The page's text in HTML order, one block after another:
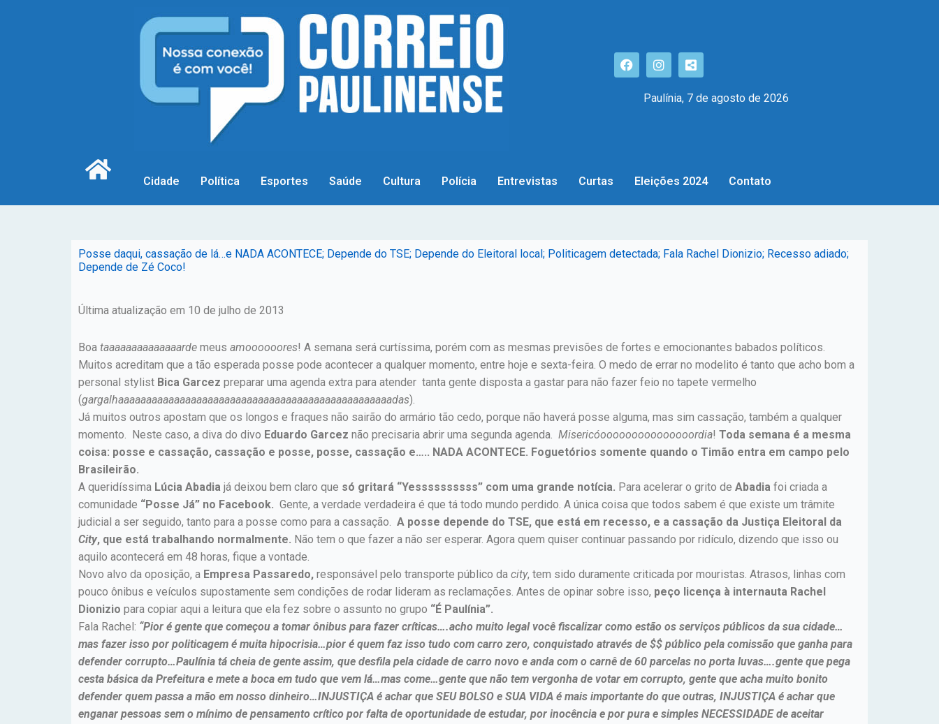
Paulínia, 7 de agosto de 2026
Cidade Política Esportes Saúde Cultura Polícia Entrevistas Curtas Eleições 2024 Contato
Posse daqui, cassação de lá…e NADA ACONTECE; Depende do TSE; Depende do Eleitoral local; Politicagem detectada; Fala Rachel Dionizio; Recesso adiado;
Depende de Zé Coco!
Última atualização em 10 de julho de 2013
Boa taaaaaaaaaaaaaarde meus amoooooores! A semana será curtíssima, porém com as mesmas previsões de fortes e emocionantes babados políticos.
Muitos acreditam que a tão esperada posse pode acontecer a qualquer momento, entre hoje e sexta-feira. O medo de errar no modelito é tanto que acho bom a
personal stylist Bica Garcez preparar uma agenda extra para atender tanta gente disposta a gastar para não fazer feio no tapete vermelho
(gargalhaaaaaaaaaaaaaaaaaaaaaaaaaaaaaaaaaaaaaaaaaaaaaaaaadas).
Já muitos outros apostam que os longos e fraques não sairão do armário tão cedo, porque não haverá posse alguma, mas sim cassação, também a qualquer
momento. Neste caso, a diva do divo Eduardo Garcez não precisaria abrir uma segunda agenda. Misericóooooooooooooooordia! Toda semana é a mesma
coisa: posse e cassação, cassação e posse, posse, cassação e….. NADA ACONTECE. Foguetórios somente quando o Timão entra em campo pelo
Brasileirão.
A queridíssima Lúcia Abadia já deixou bem claro que só gritará “Yessssssssss” com uma grande notícia. Para acelerar o grito de Abadia foi criada a
comunidade “Posse Já” no Facebook. Gente, a verdade verdadeira é que tá todo mundo perdido. A única coisa que todos sabem é que existe um trâmite
judicial a ser seguido, tanto para a posse como para a cassação. A posse depende do TSE, que está em recesso, e a cassação da Justiça Eleitoral da
City, que está trabalhando normalmente. Não tem o que fazer a não ser esperar. Agora quem quiser continuar passando por ridículo, dizendo que isso ou
aquilo acontecerá em 48 horas, fique a vontade.
Novo alvo da oposição, a Empresa Passaredo, responsável pelo transporte público da city, tem sido duramente criticada por mouristas. Atrasos, linhas com
pouco ônibus e veículos supostamente sem condições de rodar lideram as reclamações. Antes de opinar sobre isso, peço licença à internauta Rachel
Dionizio para copiar aqui a leitura que ela fez sobre o assunto no grupo “É Paulínia”.
Fala Rachel: “Pior é gente que começou a tomar ônibus para fazer críticas….acho muito legal você fiscalizar como estão os serviços públicos da sua cidade…
mas fazer isso por politicagem é muita hipocrisia…pior é quem faz isso tudo com carro zero, conquistado através de $$ público pela comissão que ganha para
defender corrupto…Paulínia tá cheia de gente assim, que desfila pela cidade de carro novo e anda com o carnê de 60 parcelas no porta luvas….gente que pega
cesta básica da Prefeitura e mete a boca em tudo que vem lá…mas come…gente que não tem vergonha de votar em corrupto, gente que acha muito bonito
defender quem passa a mão em nosso dinheiro…INJUSTIÇA é achar que SEU BOLSO e SUA VIDA é mais importante do que outras, INJUSTIÇA é achar que
enganar pessoas sem o mínimo de pensamento crítico por falta de oportunidade de estudar, por inocência e por pura e simples NECESSIDADE de aceitar